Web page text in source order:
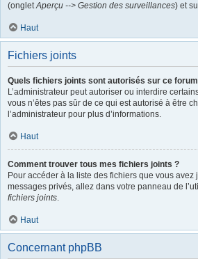
(ongletAperçu --> Gestion des surveillances) et
Haut
Fichiers joints
Quels fichiers joints sont autorisés sur ce
L’administrateur peut autoriser ou interdire
vous n’êtes pas sûr de ce qui est autorisé à être
l’administrateur pour plus d’informations.
Haut
Comment trouver tous mes fichiers joints ?
Pour accéder à la liste des fichiers que vous avez
messages privés, allez dans votre panneau de
fichiers joints.
Haut
Concernant phpBB